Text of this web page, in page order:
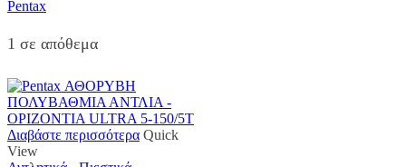
Pentax
1 σε απόθεμα
Διαβάστε περισσότερα Quick
View